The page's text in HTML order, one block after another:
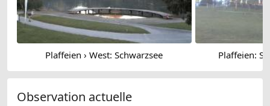
Plaffeien › West: Schwarzsee Plaffeien:
Observation actuelle